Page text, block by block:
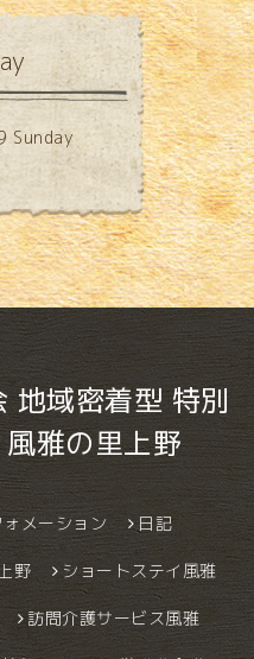
Sunday
地域密着型 特別
雅の里上野
メーション 日記
野 ショートステイ風雅
訪問介護サービス風雅